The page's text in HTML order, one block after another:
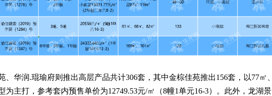
、华润.琨瑜府则推出高层产品共计306套，其中金棕佳苑推出156套，以77㎡、
为主打，参考套内预售单价为12749.53元/㎡（8幢1单元16-3）。此外，龙湖景